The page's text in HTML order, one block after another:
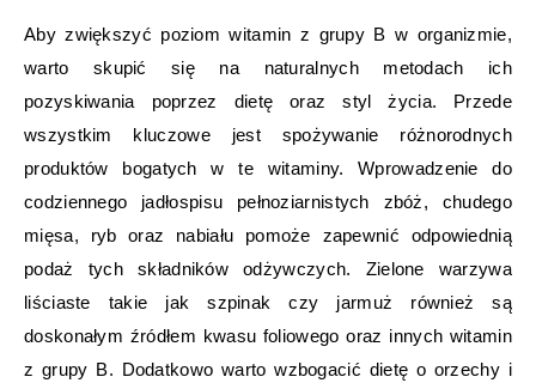
Aby zwiększyć poziom witamin z grupy B w organizmie,
warto skupić się na naturalnych metodach ich
pozyskiwania poprzez dietę oraz styl życia. Przede
wszystkim kluczowe jest spożywanie różnorodnych
produktów bogatych w te witaminy. Wprowadzenie do
codziennego jadłospisu pełnoziarnistych zbóż, chudego
mięsa, ryb oraz nabiału pomoże zapewnić odpowiednią
podaż tych składników odżywczych. Zielone warzywa
liściaste takie jak szpinak czy jarmuż również są
doskonałym źródłem kwasu foliowego oraz innych witamin
z grupy B. Dodatkowo warto wzbogacić dietę o orzechy i